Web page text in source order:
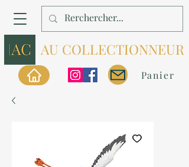
AU COLLECTIONNEUR
Panier